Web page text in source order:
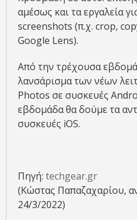
αμέσως και τα εργαλεία
screenshots (π.χ. crop,
Google Lens).
Από την τρέχουσα
λανσάρισμα των νέων
Photos σε συσκευές
εβδομάδα θα δούμε τα
συσκευές iOS.
Πηγή: techgear.gr
(Κώστας Παπαζαχαρίου,
24/3/2022)